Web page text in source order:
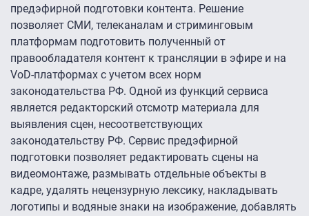
предэфирной подготовки контента. Решение
позволяет СМИ, телеканалам и стриминговым
платформам подготовить полученный от
правообладателя контент к трансляции в эфире и на
VoD-платформах с учетом всех норм
законодательства РФ. Одной из функций сервиса
является редакторский отсмотр материала для
выявления сцен, несоответствующих
законодательству РФ. Сервис предэфирной
подготовки позволяет редактировать сцены на
видеомонтаже, размывать отдельные объекты в
кадре, удалять нецензурную лексику, накладывать
логотипы и водяные знаки на изображение, добавлять